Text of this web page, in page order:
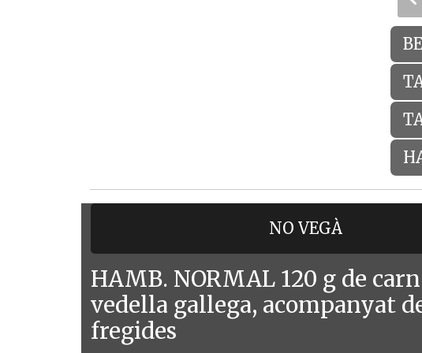
NO VEGÀ
HAMB. NORMAL 120 g de
vedella gallega, acompanyat
fregides